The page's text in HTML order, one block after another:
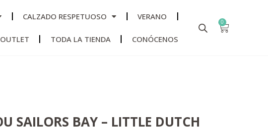
CALZADO RESPETUOSO VERANO
OUTLET TODA LA TIENDA CONÓCENOS
0
SAILORS BAY – LITTLE DUTCH